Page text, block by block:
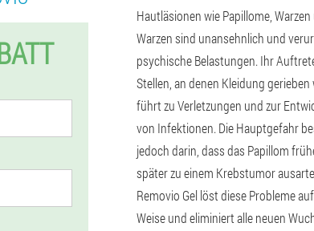
Hautläsionen wie Papillome,
Warzen sind unansehnlich und
psychische Belastungen. Ihr
Stellen, an denen Kleidung gerieben
führt zu Verletzungen und zur
von Infektionen. Die Hauptgefahr
jedoch darin, dass das Papillom
später zu einem Krebstumor
Removio Gel löst diese Probleme
Weise und eliminiert alle neuen